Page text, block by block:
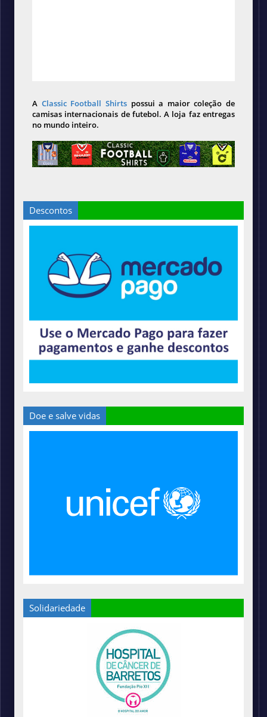
A Classic Football Shirts possui a maior coleção de
camisas internacionais de futebol. A loja faz entregas
no mundo inteiro.
Descontos
Doe e salve vidas
Solidariedade